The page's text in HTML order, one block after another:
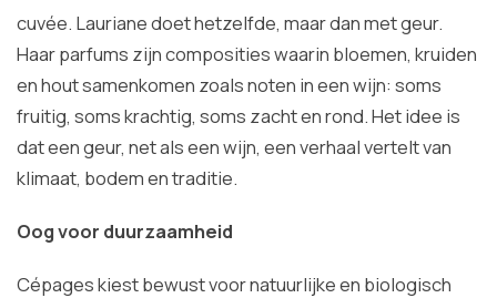
cuvée. Lauriane doet hetzelfde, maar dan met geur.
Haar parfums zijn composities waarin bloemen, kruiden
en hout samenkomen zoals noten in een wijn: soms
fruitig, soms krachtig, soms zacht en rond. Het idee is
dat een geur, net als een wijn, een verhaal vertelt van
klimaat, bodem en traditie.
Oog voor duurzaamheid
Cépages kiest bewust voor natuurlijke en biologisch